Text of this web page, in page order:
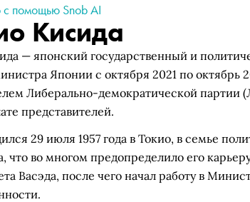
помощью Snob AI
Кисида
— японский государственный и
Японии с октября 2021 по октябрь
Либерально-демократической партии
представителей.
29 июля 1957 года в Токио, в семье
что во многом предопределило его
Васэда, после чего начал работу в